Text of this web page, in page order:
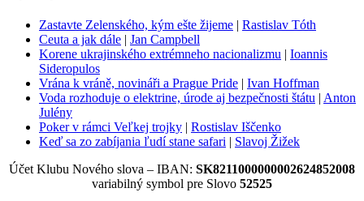
Zastavte Zelenského, kým ešte žijeme | Rastislav Tóth
Ceuta a jak dále | Jan Campbell
Korene ukrajinského extrémneho nacionalizmu | Ioannis
Sideropulos
Vrána k vráně, novináři a Prague Pride | Ivan Hoffman
Voda rozhoduje o elektrine, úrode aj bezpečnosti štátu | Anton
Julény
Poker v rámci Veľkej trojky | Rostislav Iščenko
Keď sa zo zabíjania ľudí stane safari | Slavoj Žižek
Účet Klubu Nového slova – IBAN: SK8211000000002624852008
variabilný symbol pre Slovo 52525